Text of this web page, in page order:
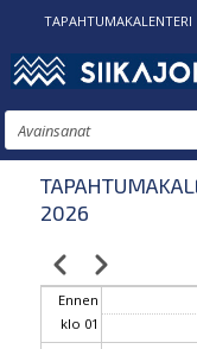
Hyppää
pääsisältöön
TAPAHTUMAKALENTERI
Etsi
2026
Sivutus
EdellinenSeuraava
Ennen
klo 01